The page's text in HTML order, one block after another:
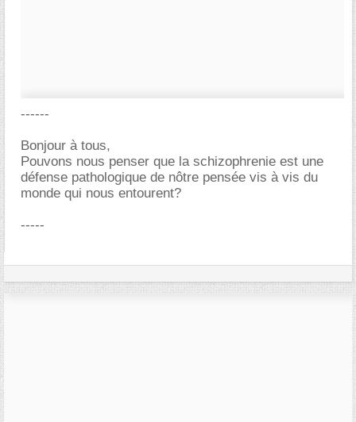
------
Bonjour à tous,
Pouvons nous penser que la schizophrenie est une
défense pathologique de nôtre pensée vis à vis du
monde qui nous entourent?
-----